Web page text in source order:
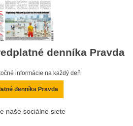
denníka Pravda
informácie na každý deň
denníka Pravda
naše sociálne siete